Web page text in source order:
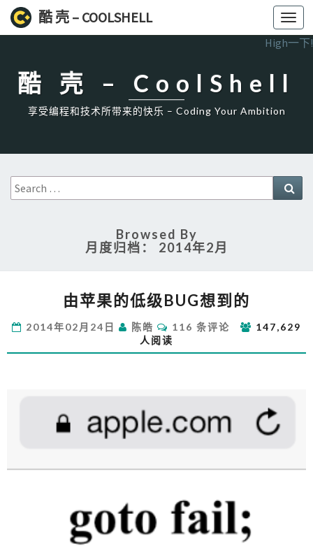
酷 壳 – COOLSHELL
High一下!
酷 壳 – CoolShell
享受编程和技术所带来的快乐 – Coding Your Ambition
Search
for:
Browsed By
月度归档： 2014年2月
苹
的
低
想
的
由苹果的低级BUG想到的
2014年02月24日 陈皓
评
论
116 条评论
147,629
人阅读